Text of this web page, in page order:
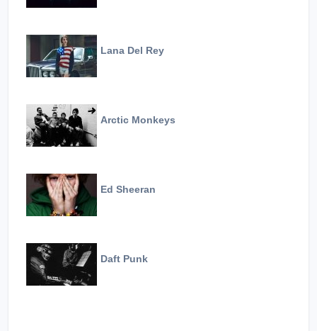
Lana Del Rey
Arctic Monkeys
Ed Sheeran
Daft Punk